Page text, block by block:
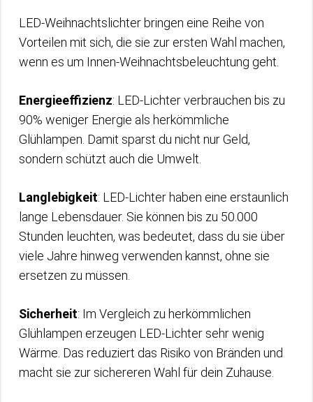
LED-Weihnachtslichter bringen eine Reihe von
Vorteilen mit sich, die sie zur ersten Wahl machen,
wenn es um Innen-Weihnachtsbeleuchtung geht.
Energieeffizienz: LED-Lichter verbrauchen bis zu
90% weniger Energie als herkömmliche
Glühlampen. Damit sparst du nicht nur Geld,
sondern schützt auch die Umwelt.
Langlebigkeit: LED-Lichter haben eine erstaunlich
lange Lebensdauer. Sie können bis zu 50.000
Stunden leuchten, was bedeutet, dass du sie über
viele Jahre hinweg verwenden kannst, ohne sie
ersetzen zu müssen.
Sicherheit: Im Vergleich zu herkömmlichen
Glühlampen erzeugen LED-Lichter sehr wenig
Wärme. Das reduziert das Risiko von Bränden und
macht sie zur sichereren Wahl für dein Zuhause.